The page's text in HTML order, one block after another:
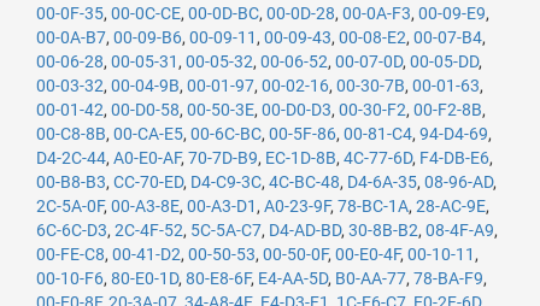
00-0F-35, 00-0C-CE, 00-0D-BC, 00-0D-28, 00-0A-F3, 00-09-E9,
00-0A-B7, 00-09-B6, 00-09-11 , 00-09-43, 00-08-E2, 00-07-B4,
00-06-28, 00-05-31 , 00-05-32, 00-06-52, 00-07-0D, 00-05-DD,
00-03-32, 00-04-9B, 00-01-97, 00-02-16, 00-30-7B, 00-01-63,
00-01-42, 00-D0-58, 00-50-3E, 00-D0-D3, 00-30-F2, 00-F2-8B,
00-C8-8B, 00-CA-E5, 00-6C-BC, 00-5F-86, 00-81-C4, 94-D4-69,
D4-2C-44, A0-E0-AF, 70-7D-B9, EC-1D-8B, 4C-77-6D, F4-DB-E6,
00-B8-B3, CC-70-ED, D4-C9-3C, 4C-BC-48, D4-6A-35, 08-96-AD,
2C-5A-0F, 00-A3-8E, 00-A3-D1 , A0-23-9F, 78-BC-1A, 28-AC-9E,
6C-6C-D3, 2C-4F-52, 5C-5A-C7, D4-AD-BD, 30-8B-B2, 08-4F-A9,
00-FE-C8, 00-41-D2, 00-50-53, 00-50-0F, 00-E0-4F, 00-10-11 ,
00-10-F6, 80-E0-1D, 80-E8-6F, E4-AA-5D, B0-AA-77, 78-BA-F9,